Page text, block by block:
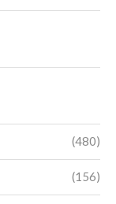
(480)
(156)